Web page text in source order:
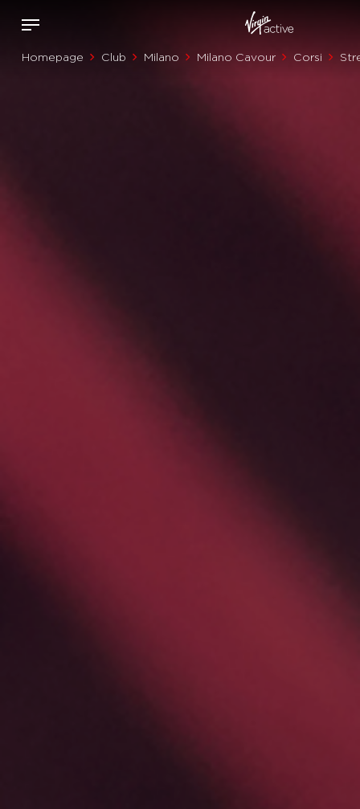
Homepage Club Milano Milano Cavour Corsi